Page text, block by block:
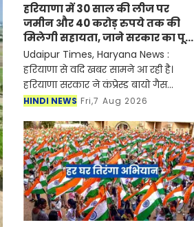
हरियाणा में 30 साल की लीज पर
जमीन और 40 करोड़ रुपये तक की
मिलेगी सहायता, जाने सरकार का पूरा
प्लान ?
Udaipur Times, Haryana News :
हरियाणा से वदि खबर सामने आ रही है।
हरियाणा सरकार ने कंप्रेस्ड बायो गैस
(सीबीजी) उत्पादन को बढ़ावा देने को
मसौदा तैयार किया है। प्र
HINDI NEWS Fri,7 Aug 2026